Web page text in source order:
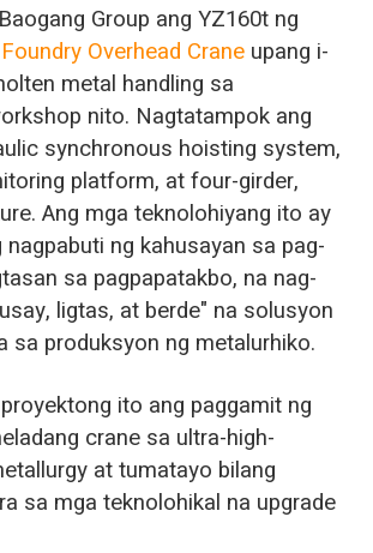
Group ang YZ160t ng
Foundry Overhead Craneupang i-
metal handling sa
nito. Nagtatampok ang
synchronous hoisting system,
platform, at four-girder,
Ang mga teknolohiyang ito ay
ng kahusayan sa pag-
sa pagpapatakbo, na nag-
ligtas, at berde" na solusyon
sa produksyon ng metalurhiko.
ito ang paggamit ng
crane sa ultra-high-
at tumatayo bilang
sa mga teknolohikal na upgrade